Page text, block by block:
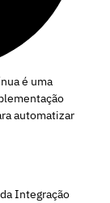
é uma
automatizar
Integração